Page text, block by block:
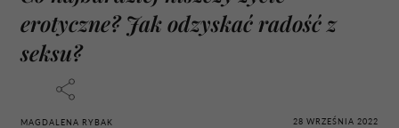
erotyczne? Jak odzyskać radość z
seksu?
MAGDALENA RYBAK 28 WRZEŚNIA 2022